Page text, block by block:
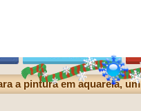
a pintura em aquarela,